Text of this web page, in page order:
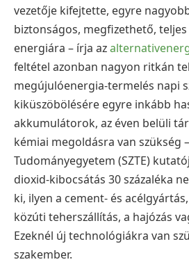
vezetője kifejtette, egyre
biztonságos, megfizethető,
energiára – írja az
feltétel azonban nagyon ritkán
megújulóenergia-termelés napi
kiküszöbölésére egyre inkább
akkumulátorok, az éven belüli
kémiai megoldásra van szükség
Tudományegyetem (SZTE)
dioxid-kibocsátás 30 százaléka
ki, ilyen a cement- és
közúti teherszállítás, a hajózás
Ezeknél új technológiákra van
szakember.